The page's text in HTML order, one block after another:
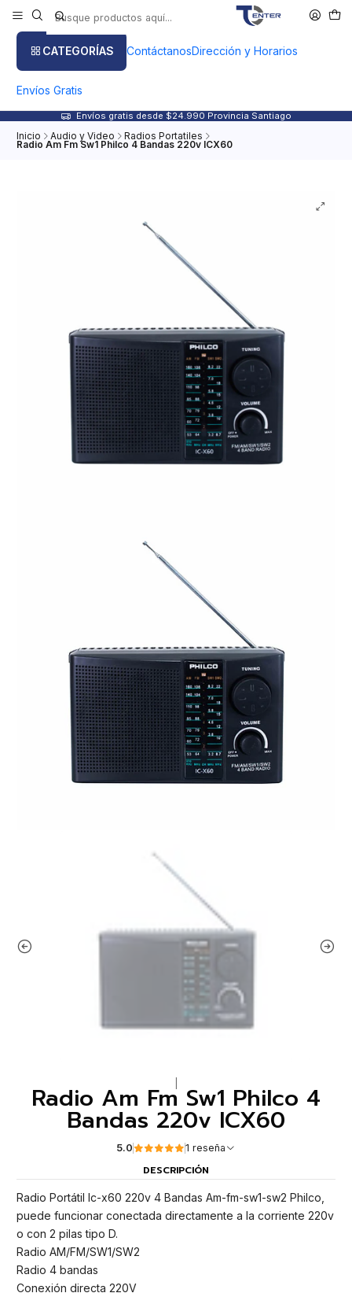
CATEGORÍAS ContáctanosDirección y Horarios
Envíos Gratis
Envíos gratis desde $24.990 Provincia Santiago
Inicio Audio y Video Radios Portatiles
Radio Am Fm Sw1 Philco 4 Bandas 220v ICX60
Radio Am Fm Sw1 Philco 4
Bandas 220v ICX60
5.0 1 reseña
DESCRIPCIÓN
Radio Portátil Ic-x60 220v 4 Bandas Am-fm-sw1-sw2 Philco,
puede funcionar conectada directamente a la corriente 220v
o con 2 pilas tipo D.
Radio AM/FM/SW1/SW2
Radio 4 bandas
Conexión directa 220V